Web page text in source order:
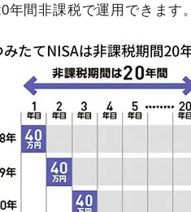
年間非課税で運用できます。